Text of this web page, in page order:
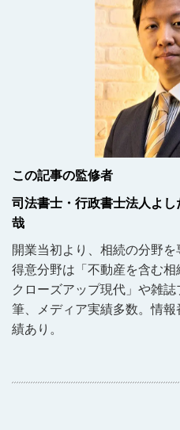
この記事の監修者
司法書士・行政書士法人よ
哉
開業当初より、相続の分野を
得意分野は「不動産を含む
クローズアップ現代」や雑
筆、メディア実績多数。情
績あり。